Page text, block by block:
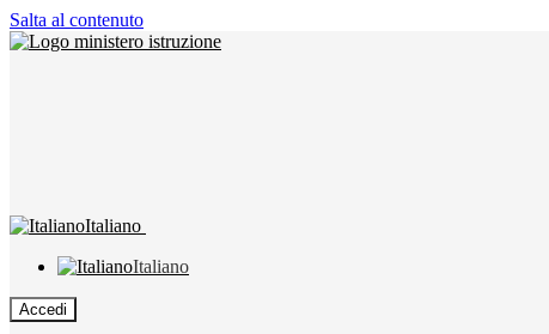
Salta al contenuto
Italiano
Italiano
Accedi